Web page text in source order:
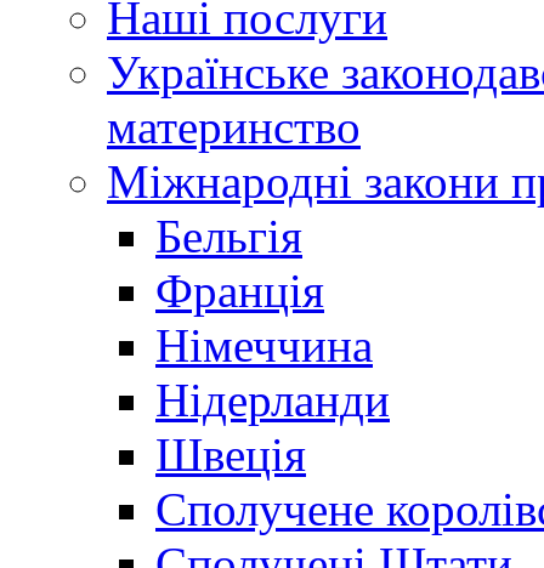
Наші послуги
Українське
материнство
Міжнародні закони
Бельгія
Франція
Німеччина
Нідерланди
Швеція
Сполучене